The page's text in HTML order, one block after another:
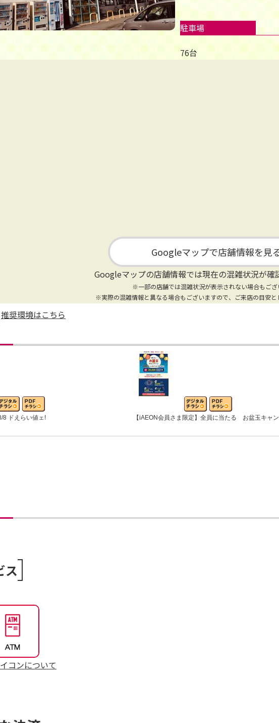
駐車場
76台
Googleマップで店舗情報を見
Googleマップの店舗情報では現在の混雑状況が確
※一部の店舗では混雑状況が表示されない場合もござ
※実際の混雑情報と異なる場合もございますので、ご来店の目安
推奨環境はこちら
8 ドえらい値ェ! 【iAEON会員さま限定】全員に当たる お盆玉キャ
ス
コンについて